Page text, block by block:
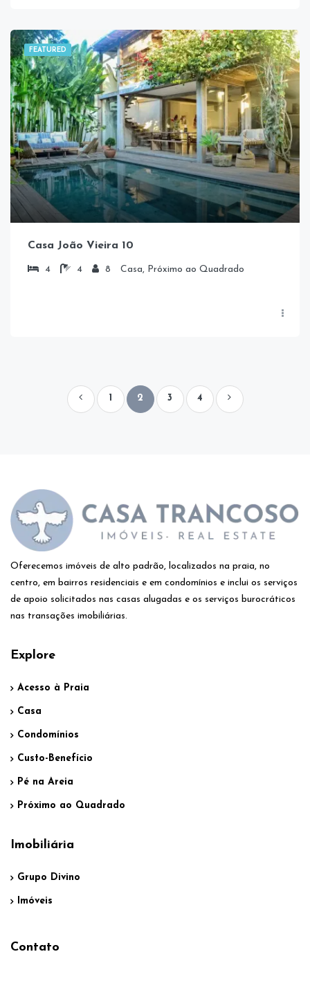
FEATURED
Casa João Vieira 10
4 4 8 Casa, Próximo ao Quadrado
1 2 3 4
Oferecemos imóveis de alto padrão, localizados na praia, no
centro, em bairros residenciais e em condomínios e inclui os serviços
de apoio solicitados nas casas alugadas e os serviços burocráticos
nas transações imobiliárias.
Explore
Acesso à Praia
Casa
Condomínios
Custo-Benefício
Pé na Areia
Próximo ao Quadrado
Imobiliária
Grupo Divino
Imóveis
Contato